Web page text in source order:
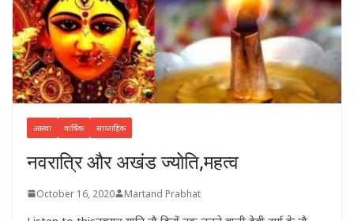
आस्था वार्षिक साप्ताहिक
नवरात्रि और अखंड ज्योति,महत्व
October 16, 2020 Martand Prabhat